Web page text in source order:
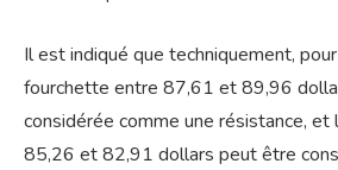
Il est indiqué que techniquement,
fourchette entre 87,61 et 89,96
considérée comme une résistance,
85,26 et 82,91 dollars peut être